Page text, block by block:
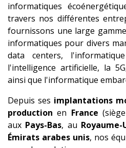
informatiques
travers nos différentes
fournissons une large
informatiques pour divers
data centers,
l'intelligence artificielle, la
ainsi que l'informatique
Depuis ses implantations
production en France
aux Pays-Bas, au Royaume-
Émirats arabes unis, nos